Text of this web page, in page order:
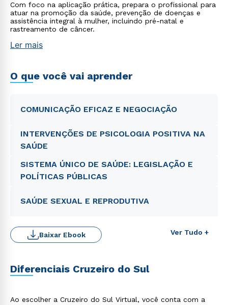
Com foco na aplicação prática, prepara o profissional para
atuar na promoção da saúde, prevenção de doenças e
assistência integral à mulher, incluindo pré-natal e
rastreamento de câncer.
Ler mais
O que você vai aprender
COMUNICAÇÃO EFICAZ E NEGOCIAÇÃO
INTERVENÇÕES DE PSICOLOGIA POSITIVA NA
SAÚDE
SISTEMA ÚNICO DE SAÚDE: LEGISLAÇÃO E
POLÍTICAS PÚBLICAS
SAÚDE SEXUAL E REPRODUTIVA
Ver Tudo +
Baixar Ebook
Diferenciais Cruzeiro do Sul
Ao escolher a Cruzeiro do Sul Virtual, você conta com a